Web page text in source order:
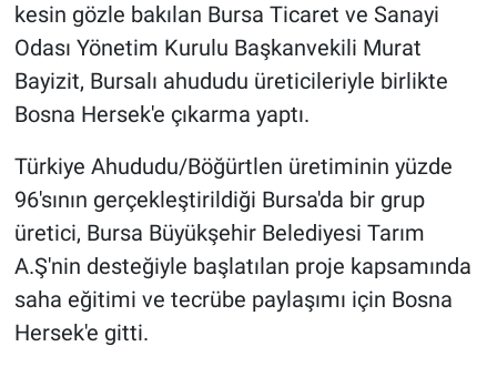
kesin gözle bakılan Bursa Ticaret ve Sanayi
Odası Yönetim Kurulu Başkanvekili Murat
Bayizit, Bursalı ahududu üreticileriyle birlikte
Bosna Hersek'e çıkarma yaptı.
Türkiye Ahududu/Böğürtlen üretiminin yüzde
96'sının gerçekleştirildiği Bursa'da bir grup
üretici, Bursa Büyükşehir Belediyesi Tarım
A.Ş'nin desteğiyle başlatılan proje kapsamında
saha eğitimi ve tecrübe paylaşımı için Bosna
Hersek'e gitti.